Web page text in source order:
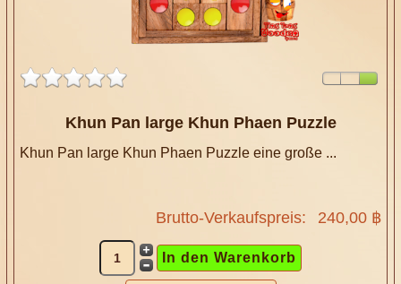
Khun Pan large Khun Phaen Puzzle
Khun Pan large Khun Phaen Puzzle eine große ...
Brutto-Verkaufspreis: 240,00 ฿